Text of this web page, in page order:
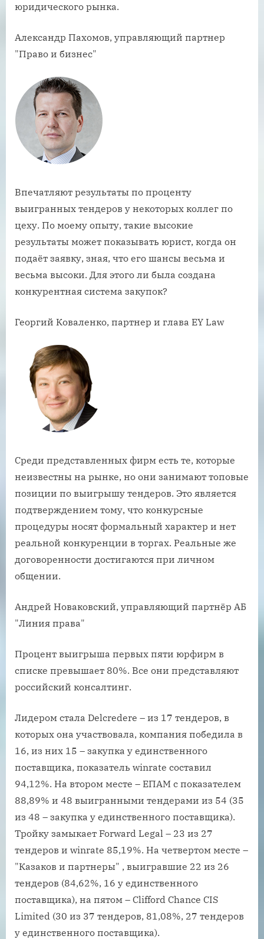
юридического рынка.
Александр Пахомов, управляющий партнер
"Право и бизнес"
Впечатляют результаты по проценту
выигранных тендеров у некоторых коллег по
цеху. По моему опыту, такие высокие
результаты может показывать юрист, когда он
подаёт заявку, зная, что его шансы весьма и
весьма высоки. Для этого ли была создана
конкурентная система закупок?
Георгий Коваленко, партнер и глава EY Law
Среди представленных фирм есть те, которые
неизвестны на рынке, но они занимают топовые
позиции по выигрышу тендеров. Это является
подтверждением тому, что конкурсные
процедуры носят формальный характер и нет
реальной конкуренции в торгах. Реальные же
договоренности достигаются при личном
общении.
Андрей Новаковский, управляющий партнёр АБ
"Линия права"
Процент выигрыша первых пяти юрфирм в
списке превышает 80%. Все они представляют
российский консалтинг.
Лидером стала Delcredere – из 17 тендеров, в
которых она участвовала, компания победила в
16, из них 15 – закупка у единственного
поставщика, показатель winrate составил
94,12%. На втором месте – ЕПАМ с показателем
88,89% и 48 выигранными тендерами из 54 (35
из 48 – закупка у единственного поставщика).
Тройку замыкает Forward Legal – 23 из 27
тендеров и winrate 85,19%. На четвертом месте –
"Казаков и партнеры" , выигравшие 22 из 26
тендеров (84,62%, 16 у единственного
поставщика), на пятом – Сliffоrd Сhаnсе СIS
Limitеd (30 из 37 тендеров, 81,08%, 27 тендеров
у единственного поставщика).